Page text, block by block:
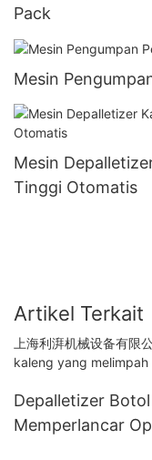
Pack
Mesin
Mesin
Tinggi Otomatis
Artikel Terkait
上海利湃机械设备有
kaleng yang melimpah
Depalletizer
Memperlancar